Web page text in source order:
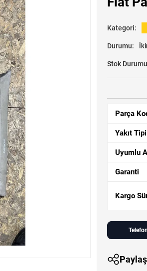
Kategori:
Durumu:
Stok
Parça
Yakıt Tipi
Uyumlu
Garanti
Kargo
Paylaş